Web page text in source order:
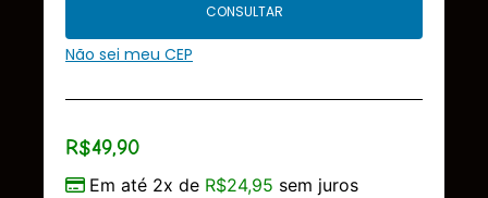
CONSULTAR
Não sei meu CEP
R$49,90
Em até 2x de R$24,95 sem juros